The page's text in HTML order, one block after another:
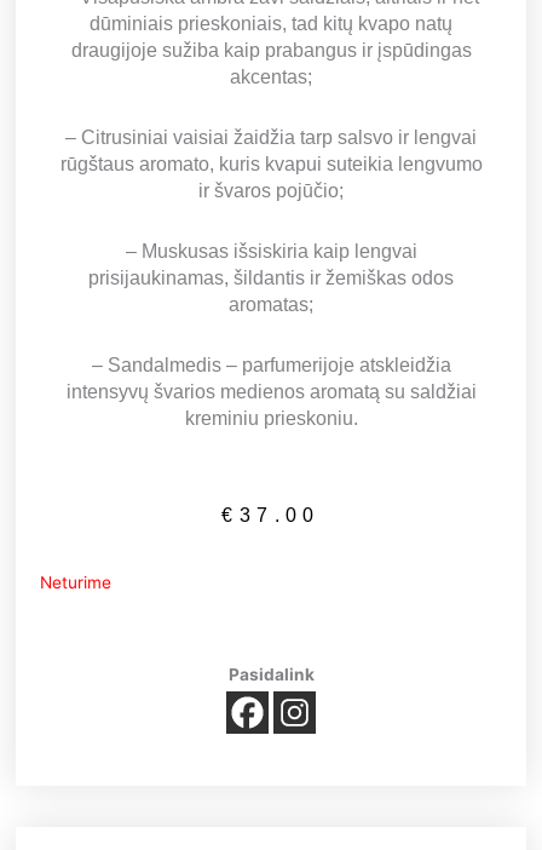
dūminiais prieskoniais, tad kitų kvapo natų
draugijoje sužiba kaip prabangus ir įspūdingas
akcentas;
– Citrusiniai vaisiai žaidžia tarp salsvo ir lengvai
rūgštaus aromato, kuris kvapui suteikia lengvumo
ir švaros pojūčio;
– Muskusas išsiskiria kaip lengvai
prisijaukinamas, šildantis ir žemiškas odos
aromatas;
– Sandalmedis – parfumerijoje atskleidžia
intensyvų švarios medienos aromatą su saldžiai
kreminiu prieskoniu.
€ 37.00
Neturime
Pasidalink